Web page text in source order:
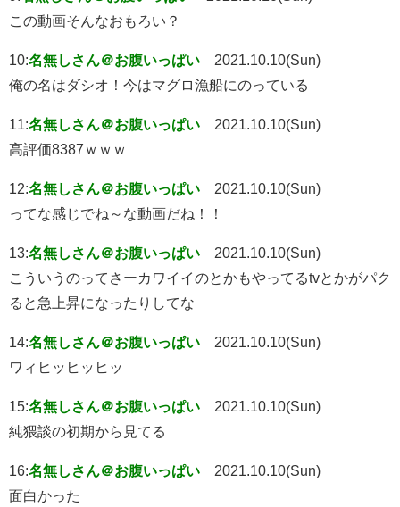
この動画そんなおもろい？
10:名無しさん＠お腹いっぱい
2021.10.10(Sun)
俺の名はダシオ！今はマグロ漁船にのっている
11:名無しさん＠お腹いっぱい
2021.10.10(Sun)
高評価8387ｗｗｗ
12:名無しさん＠お腹いっぱい
2021.10.10(Sun)
ってな感じでね～な動画だね！！
13:名無しさん＠お腹いっぱい
2021.10.10(Sun)
こういうのってさーカワイイのとかもやってるtvとかがパク
ると急上昇になったりしてな
14:名無しさん＠お腹いっぱい
2021.10.10(Sun)
ワィヒッヒッヒッ
15:名無しさん＠お腹いっぱい
2021.10.10(Sun)
純猥談の初期から見てる
16:名無しさん＠お腹いっぱい
2021.10.10(Sun)
面白かった